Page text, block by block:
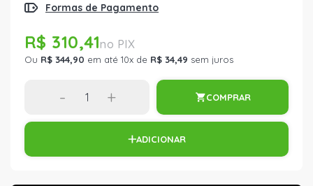
Formas de Pagamento
R$ 310,41
Ou R$ 344,90 em até 10x de R$ 34,49 sem juros
- + COMPRAR
ADICIONAR